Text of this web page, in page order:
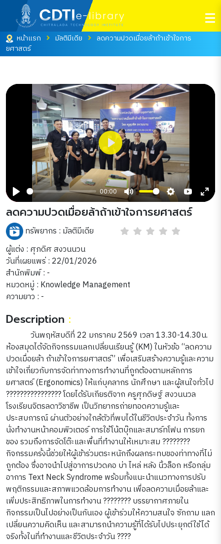
หน้าแรก มัลติมีเดีย
ลดความปวดเมื่อยล้าถ้าเข้าใจการ
ยศาสตร์
Play
00:00
Mute SettingsYouTube
Play
ลดความปวดเมื่อยล้าถ้าเข้าใจการยศาสตร์
ทรัพยากร : มัลติมีเดีย
ผู้แต่ง : ศุภดิศ สงวนนวน
วันที่เผยแพร่ : 22/01/2026
สำนักพิมพ์ : -
หมวดหมู่ : Knowledge Management
ความยาว : -
Description :
วันพฤหัสบดีที่ 22 มกราคม 2569 เวลา 13.30-14.30น.
ห้องสมุดได้จัดกิจกรรมแลกเปลี่ยนเรียนรู้ (KM) ในหัวข้อ “ลดความ
ปวดเมื่อยล้า ถ้าเข้าใจการยศาสตร์” เพื่อเสริมสร้างความรู้และความ
เข้าใจเกี่ยวกับการจัดท่าทางการทำงานที่ถูกต้องตามหลักการ
ยศาสตร์ (Ergonomics) ให้แก่บุคลากร นักศึกษา และผู้สนใจทั่วไป
????‍????????‍???? โดยได้รับเกียรติจาก ครูศุภดิษฐ์ สงวนนวล
โรงเรียนจิตรลดาวิชาชีพ เป็นวิทยากรถ่ายทอดความรู้และ
ประสบการณ์ ผ่านตัวอย่างใกล้ตัวที่พบได้ในชีวิตประจำวัน ทั้งการ
นั่งทำงานหน้าคอมพิวเตอร์ การใช้โน้ตบุ๊กและสมาร์ทโฟน การยก
ของ รวมถึงการจัดโต๊ะและพื้นที่ทำงานให้เหมาะสม ????????
กิจกรรมครั้งนี้ช่วยให้ผู้เข้าร่วมตระหนักถึงผลกระทบของท่าทางที่ไม่
ถูกต้อง ซึ่งอาจนำไปสู่อาการปวดคอ บ่า ไหล่ หลัง นิ้วล็อก หรือกลุ่ม
อาการ Text Neck Syndrome พร้อมทั้งแนะนำแนวทางการปรับ
พฤติกรรมและสภาพแวดล้อมการทำงาน เพื่อลดความเมื่อยล้าและ
เพิ่มประสิทธิภาพในการทำงาน ???????? บรรยากาศภายใน
กิจกรรมเป็นไปอย่างเป็นกันเอง ผู้เข้าร่วมให้ความสนใจ ซักถาม แลก
เปลี่ยนความคิดเห็น และสามารถนำความรู้ที่ได้รับไปประยุกต์ใช้ได้
จริงทั้งในที่ทำงานและชีวิตประจำวัน ????